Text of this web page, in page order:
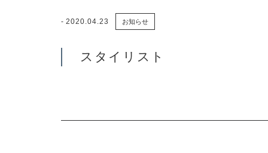
2020.04.23 お知らせ
スタイリスト